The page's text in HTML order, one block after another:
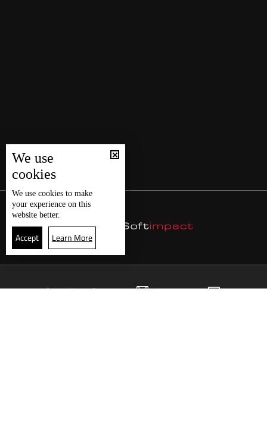
10
We use
cookies
We use cookies to make
your experience on this
website better.
Accept Learn More
موقع البرامج الجدول البث المباشر